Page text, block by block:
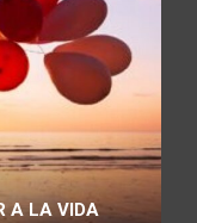
A LA VIDA